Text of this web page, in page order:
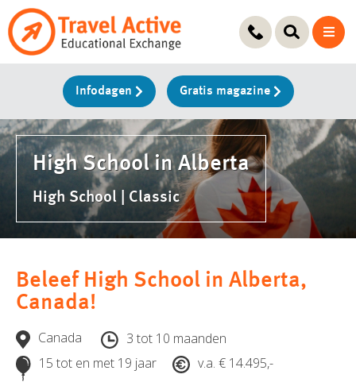
Ga
naar
Infodagen Gratis magazine
High School in Alberta
High School | Classic
Beleef High School in Alberta,
Canada!
Canada
3 tot 10 maanden
15 tot en met 19 jaar
v.a. € 14.495,-